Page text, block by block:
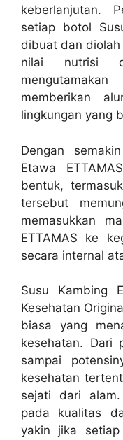
keberlanjutan.
setiap botol
dibuat dan
nilai nutrisi
memberikan
lingkungan yang
Dengan
Etawa
bentuk,
tersebut
memasukkan
ETTAMAS ke
secara internal
Susu Kambing
Kesehatan
biasa yang
kesehatan. Dari
sampai
kesehatan
sejati dari alam.
pada kualitas
yakin jika